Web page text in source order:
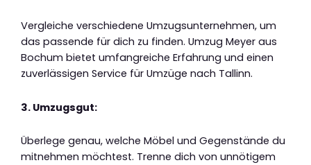
Vergleiche verschiedene Umzugsunternehmen, um
das passende für dich zu finden. Umzug Meyer aus
Bochum bietet umfangreiche Erfahrung und einen
zuverlässigen Service für Umzüge nach Tallinn.
3. Umzugsgut:
Überlege genau, welche Möbel und Gegenstände du
mitnehmen möchtest. Trenne dich von unnötigem